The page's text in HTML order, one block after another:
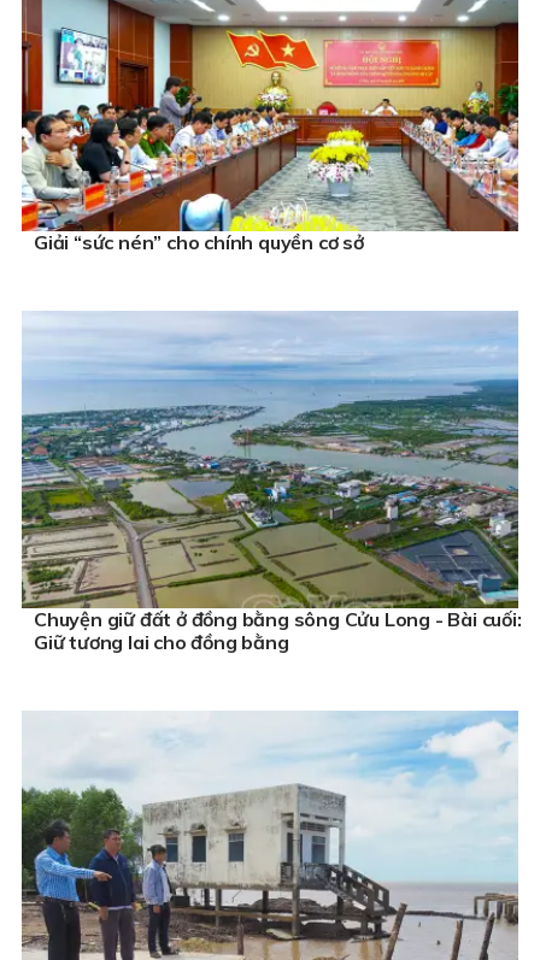
Giải “sức nén” cho chính quyền cơ sở
Chuyện giữ đất ở đồng bằng sông Cửu Long - Bài cuối:
Giữ tương lai cho đồng bằng